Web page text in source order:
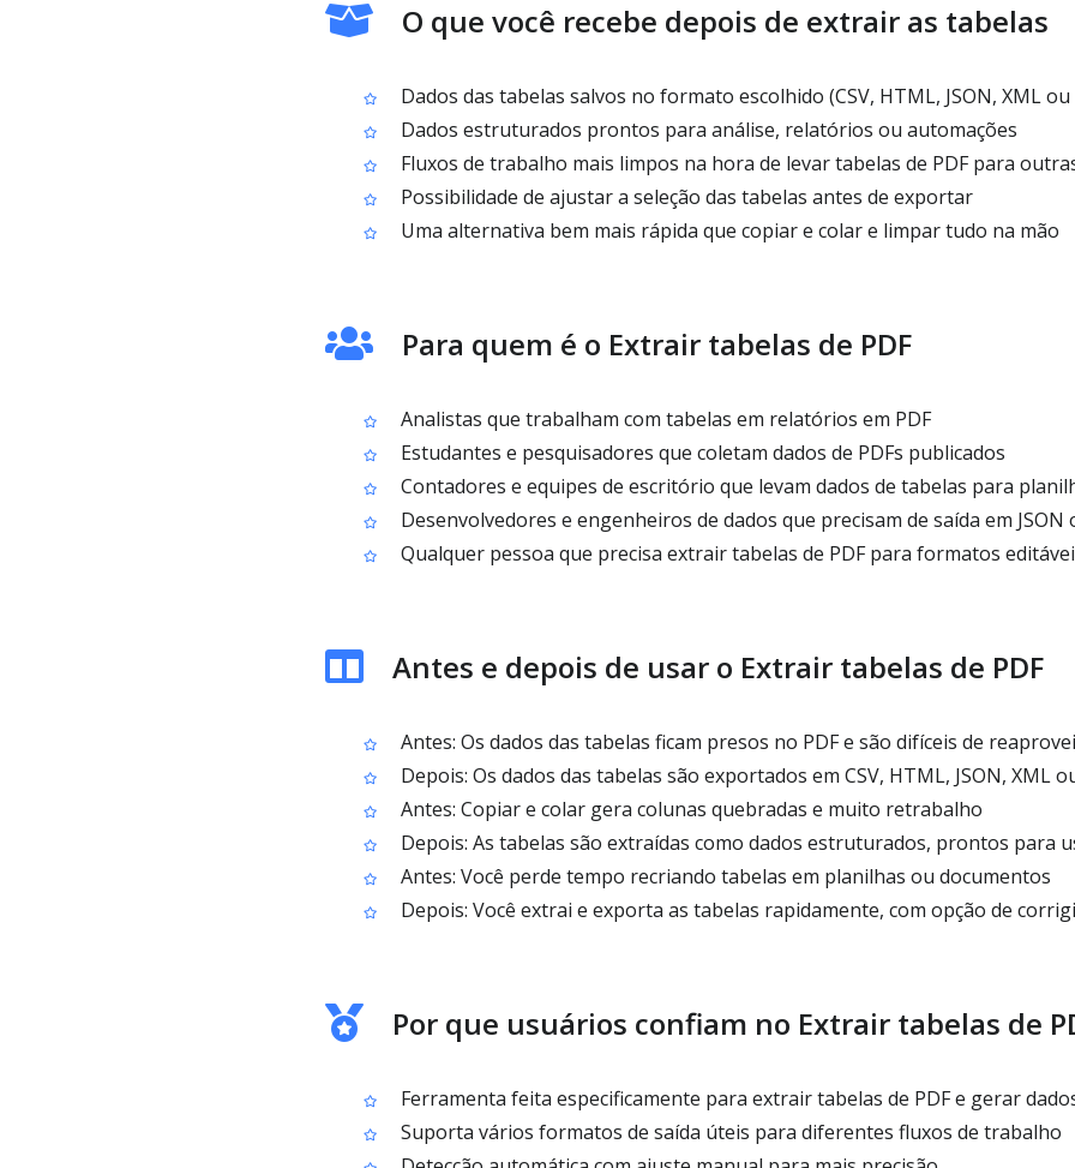
O que você recebe depois de extrair as tabelas
Dados das tabelas salvos no formato escolhido (CSV, HTML, JSON, XML ou
Dados estruturados prontos para análise, relatórios ou automações
Fluxos de trabalho mais limpos na hora de levar tabelas de PDF para
Possibilidade de ajustar a seleção das tabelas antes de exportar
Uma alternativa bem mais rápida que copiar e colar e limpar tudo na mão
Para quem é o Extrair tabelas de PDF
Analistas que trabalham com tabelas em relatórios em PDF
Estudantes e pesquisadores que coletam dados de PDFs publicados
Contadores e equipes de escritório que levam dados de tabelas para
Desenvolvedores e engenheiros de dados que precisam de saída em JSON
Qualquer pessoa que precisa extrair tabelas de PDF para formatos
Antes e depois de usar o Extrair tabelas de PDF
Antes: Os dados das tabelas ficam presos no PDF e são difíceis de
Depois: Os dados das tabelas são exportados em CSV, HTML, JSON, XML
Antes: Copiar e colar gera colunas quebradas e muito retrabalho
Depois: As tabelas são extraídas como dados estruturados, prontos para
Antes: Você perde tempo recriando tabelas em planilhas ou documentos
Depois: Você extrai e exporta as tabelas rapidamente, com opção de
Por que usuários confiam no Extrair tabelas de
Ferramenta feita especificamente para extrair tabelas de PDF e gerar
Suporta vários formatos de saída úteis para diferentes fluxos de trabalho